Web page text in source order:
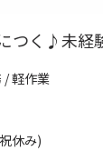
つく♪未
/ 軽作業
休み)